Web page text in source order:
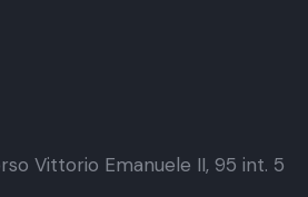
Vittorio Emanuele II, 95 int. 5